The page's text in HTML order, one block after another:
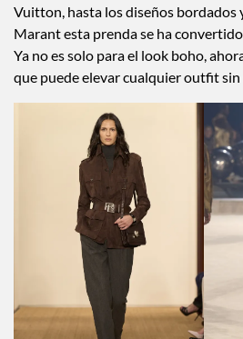
estilos con un toque western de
Vuitton, hasta los diseños bordados
Marant esta prenda se ha convertido
Ya no es solo para el look boho,